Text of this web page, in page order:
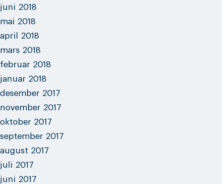
juni 2018
mai 2018
april 2018
mars 2018
februar 2018
januar 2018
desember 2017
november 2017
oktober 2017
september 2017
august 2017
juli 2017
juni 2017